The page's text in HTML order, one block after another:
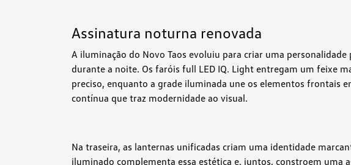
Assinatura noturna renovada
A iluminação do Novo Taos evoluiu para criar uma personalidade
durante a noite. Os faróis full LED IQ. Light entregam um feixe
preciso, enquanto a grade iluminada une os elementos frontais
contínua que traz modernidade ao visual.
Na traseira, as lanternas unificadas criam uma identidade
iluminado complementa essa estética e, juntos, constroem uma